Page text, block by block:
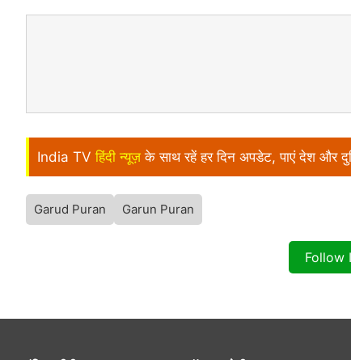
India TV हिंदी न्यूज़ के साथ रहें हर दिन अपडेट, पाएं देश और
Garud Puran Garun Puran
Follow